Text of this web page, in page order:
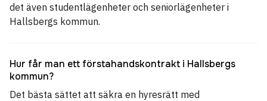
det även studentlägenheter och seniorlägenheter i
Hallsbergs kommun.
Hur får man ett förstahandskontrakt i Hallsbergs
kommun?
Det bästa sättet att säkra en hyresrätt med